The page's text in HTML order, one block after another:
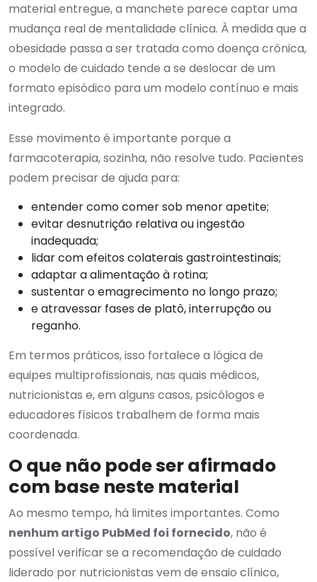
material entregue, a manchete parece captar uma
mudança real de mentalidade clínica. À medida que a
obesidade passa a ser tratada como doença crônica,
o modelo de cuidado tende a se deslocar de um
formato episódico para um modelo contínuo e mais
integrado.
Esse movimento é importante porque a
farmacoterapia, sozinha, não resolve tudo. Pacientes
podem precisar de ajuda para:
entender como comer sob menor apetite;
evitar desnutrição relativa ou ingestão
inadequada;
lidar com efeitos colaterais gastrointestinais;
adaptar a alimentação à rotina;
sustentar o emagrecimento no longo prazo;
e atravessar fases de platô, interrupção ou
reganho.
Em termos práticos, isso fortalece a lógica de
equipes multiprofissionais, nas quais médicos,
nutricionistas e, em alguns casos, psicólogos e
educadores físicos trabalhem de forma mais
coordenada.
O que não pode ser afirmado
com base neste material
Ao mesmo tempo, há limites importantes. Como
nenhum artigo PubMed foi fornecido, não é
possível verificar se a recomendação de cuidado
liderado por nutricionistas vem de ensaio clínico,